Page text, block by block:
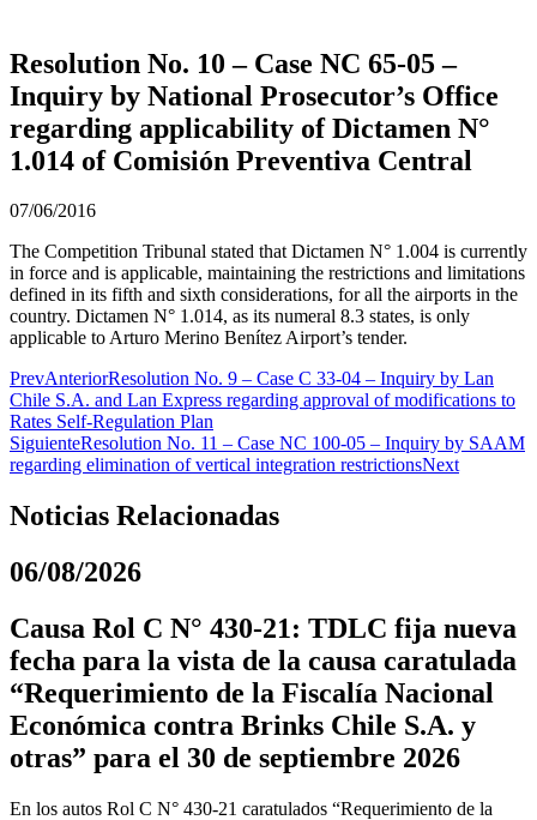
Resolution No. 10 – Case NC 65-05 –
Inquiry by National Prosecutor’s Office
regarding applicability of Dictamen N°
1.014 of Comisión Preventiva Central
07/06/2016
The Competition Tribunal stated that Dictamen N° 1.004 is currently
in force and is applicable, maintaining the restrictions and limitations
defined in its fifth and sixth considerations, for all the airports in the
country. Dictamen N° 1.014, as its numeral 8.3 states, is only
applicable to Arturo Merino Benítez Airport’s tender.
PrevAnteriorResolution No. 9 – Case C 33-04 – Inquiry by Lan
Chile S.A. and Lan Express regarding approval of modifications to
Rates Self-Regulation Plan
SiguienteResolution No. 11 – Case NC 100-05 – Inquiry by SAAM
regarding elimination of vertical integration restrictionsNext
Noticias Relacionadas
06/08/2026
Causa Rol C N° 430-21: TDLC fija nueva
fecha para la vista de la causa caratulada
“Requerimiento de la Fiscalía Nacional
Económica contra Brinks Chile S.A. y
otras” para el 30 de septiembre 2026
En los autos Rol C N° 430-21 caratulados “Requerimiento de la